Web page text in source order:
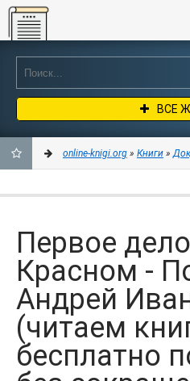
Online-knigi.org
ВСЕ
ЗАКЛАДКИ
online-knigi.org » Книги »
Первое
Красном -
Андрей
(читаем
бесплатно